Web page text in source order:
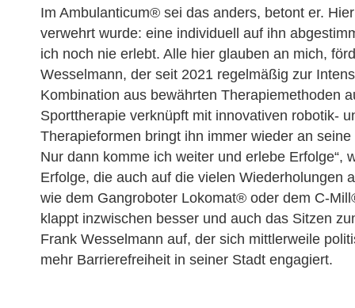
Im Ambulanticum® sei das anders, betont er.
verwehrt wurde: eine individuell auf ihn
ich noch nie erlebt. Alle hier glauben an mich,
Wesselmann, der seit 2021 regelmäßig zur
Kombination aus bewährten Therapiemethoden
Sporttherapie verknüpft mit innovativen robotik-
Therapieformen bringt ihn immer wieder an
Nur dann komme ich weiter und erlebe Erfolge“,
Erfolge, die auch auf die vielen Wiederholungen
wie dem Gangroboter Lokomat® oder dem C-
klappt inzwischen besser und auch das Sitzen
Frank Wesselmann auf, der sich mittlerweile
mehr Barrierefreiheit in seiner Stadt engagiert.